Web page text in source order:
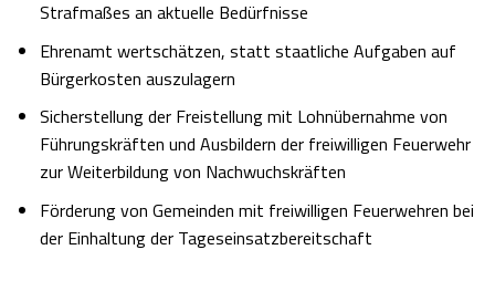
Strafmaßes an aktuelle Bedürfnisse
Ehrenamt wertschätzen, statt staatliche Aufgaben auf
Bürgerkosten auszulagern
Sicherstellung der Freistellung mit Lohnübernahme von
Führungskräften und Ausbildern der freiwilligen Feuerwehr
zur Weiterbildung von Nachwuchskräften
Förderung von Gemeinden mit freiwilligen Feuerwehren bei
der Einhaltung der Tageseinsatzbereitschaft